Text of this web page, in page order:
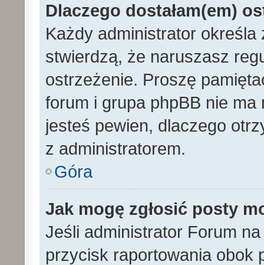
Dlaczego dostałam(em)
Każdy administrator
stwierdzą, że naruszasz
ostrzeżenie. Proszę
forum i grupa phpBB nie
jesteś pewien, dlaczego
z administratorem.
Góra
Jak mogę zgłosić posty
Jeśli administrator Forum
przycisk raportowania obok